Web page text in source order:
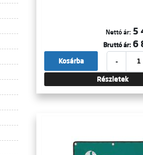
Nettó ár: 5
Bruttó ár: 6
-
Kosárba
Részletek